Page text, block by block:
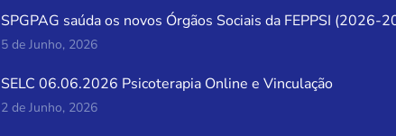
SPGPAG saúda os novos Órgãos Sociais da FEPPSI (2026-
5 de Junho, 2026
SELC 06.06.2026 Psicoterapia Online e Vinculação
2 de Junho, 2026